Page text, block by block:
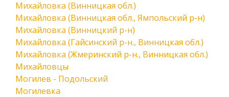
Михайловка (Винницкая обл.)
Михайловка (Винницкая обл., Ямпольский р-н)
Михайловка (Винницкий р-н)
Михайловка (Гайсинский р-н., Винницкая обл.)
Михайловка (Жмеринский р-н., Винницкая обл.)
Михайловцы
Могилев - Подольский
Могилевка